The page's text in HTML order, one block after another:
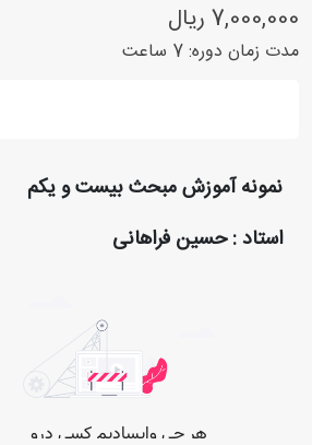
7,000,000 ریال
مدت زمان دوره:7 ساعت
نمونه آموزش مبحث بیست و یکم
استاد : حسین فراهانی